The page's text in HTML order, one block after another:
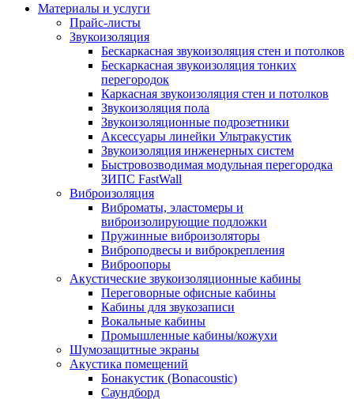
Материалы и услуги
Прайс-листы
Звукоизоляция
Бескаркасная звукоизоляция стен и потолков
Бескаркасная звукоизоляция тонких
перегородок
Каркасная звукоизоляция стен и потолков
Звукоизоляция пола
Звукоизоляционные подрозетники
Аксессуары линейки Ультракустик
Звукоизоляция инженерных систем
Быстровозводимая модульная перегородка
ЗИПС FastWall
Виброизоляция
Виброматы, эластомеры и
виброизолирующие подложки
Пружинные виброизоляторы
Виброподвесы и виброкрепления
Виброопоры
Акустические звукоизоляционные кабины
Переговорные офисные кабины
Кабины для звукозаписи
Вокальные кабины
Промышленные кабины/кожухи
Шумозащитные экраны
Акустика помещений
Бонакустик (Bonacoustic)
Саундборд